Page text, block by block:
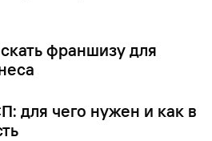
франшизу для
для чего нужен и как в